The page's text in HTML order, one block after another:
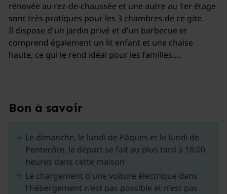
rénovée au rez-de-chaussée et une autre au 1er étage
sont très pratiques pour les 3 chambres de ce gite.
Il dispose d'un jardin privé et d'un barbecue et
comprend également un lit enfant et une chaise
haute, ce qui le rend idéal pour les familles.
idéal pour les amateurs de sport automobile!.
Il est aussi à 300 m du centre-ville où vous trouverez
restaurants, commerces et transports en commun.
La région est également idéale pour la randonnée et le
vélo dans les forêts ardennaises à proximité!
En hiver, profitez du ski de fond à seulement 2,5 km ou
explorez le domaine skiable des Hautes-Fagnes (15
Bon à savoir
Le dimanche, le lundi de Pâques et le lundi de
Pentecôte, le départ se fait au plus tard à 18:00
heures dans cette maison
Le chargement d'une voiture électrique dans
l'hébergement n'est pas possible et n'est pas